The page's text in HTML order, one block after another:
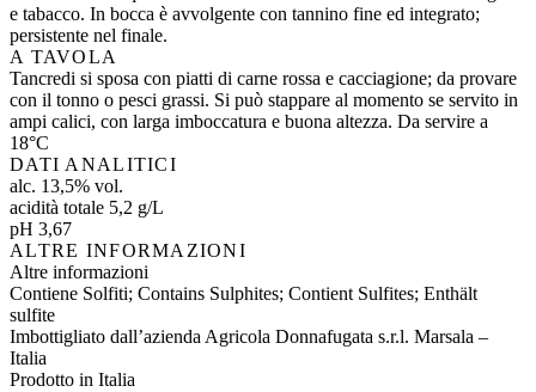
e tabacco. In bocca è avvolgente con tannino fine ed integrato;
persistente nel finale.
A TAVOLA
Tancredi si sposa con piatti di carne rossa e cacciagione; da provare
con il tonno o pesci grassi. Si può stappare al momento se servito in
ampi calici, con larga imboccatura e buona altezza. Da servire a
18°C
DATI ANALITICI
alc. 13,5% vol.
acidità totale 5,2 g/L
pH 3,67
ALTRE INFORMAZIONI
Altre informazioni
Contiene Solfiti; Contains Sulphites; Contient Sulfites; Enthält
sulfite
Imbottigliato dall’azienda Agricola Donnafugata s.r.l. Marsala –
Italia
Prodotto in Italia